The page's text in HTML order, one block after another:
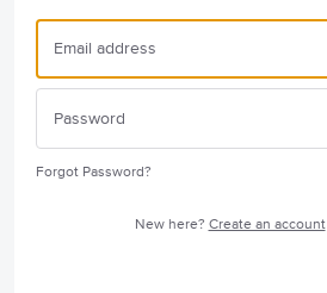
Forgot Password?
New here? Create an account